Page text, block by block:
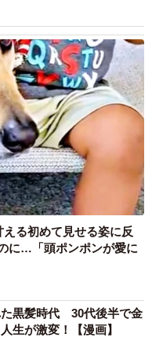
る初めて見せる姿に反
に…「頭ポンポンが愛に
黒髪時代 30代後半で金
生が激変！【漫画】